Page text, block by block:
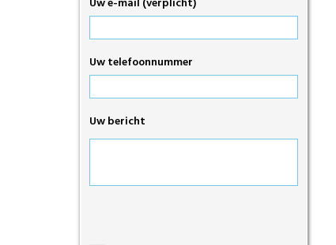
Uw telefoonnummer
Uw bericht